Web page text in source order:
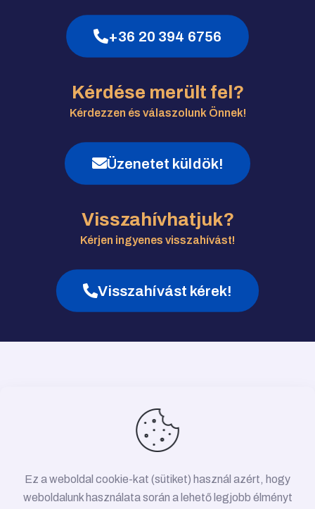
+36 20 394 6756
Kérdése merült fel?
Kérdezzen és válaszolunk Önnek!
Üzenetet küldök!
Visszahívhatjuk?
Kérjen ingyenes visszahívást!
Visszahívást kérek!
Ez a weboldal cookie-kat (sütiket) használ azért, hogy
weboldalunk használata során a lehető legjobb élményt